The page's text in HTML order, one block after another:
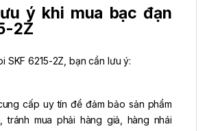
ý khi mua bạc đạn
2Z
SKF 6215-2Z, bạn cần lưu ý:
cấp uy tín để đảm bảo sản phẩm
tránh mua phải hàng giả, hàng nhái